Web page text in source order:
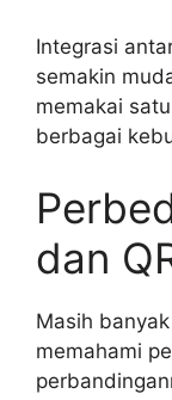
Integrasi
semakin
memakai
berbagai
dan
Masih
memahami